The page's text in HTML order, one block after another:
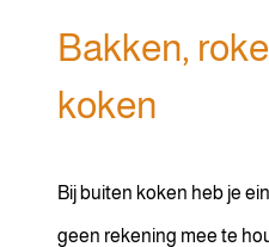
Bakken,
koken
Bij buiten koken heb je
geen rekening mee te